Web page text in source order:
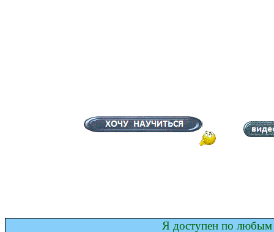
Я доступен по любым